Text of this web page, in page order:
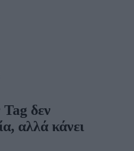
δεν
αλλά κάνει